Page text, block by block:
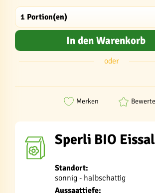
In den Warenkorb
oder
Merken
Sperli BIO
Standort:
sonnig - halbschattig
Aussaattiefe: